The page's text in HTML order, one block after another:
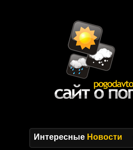
Интересные Новости